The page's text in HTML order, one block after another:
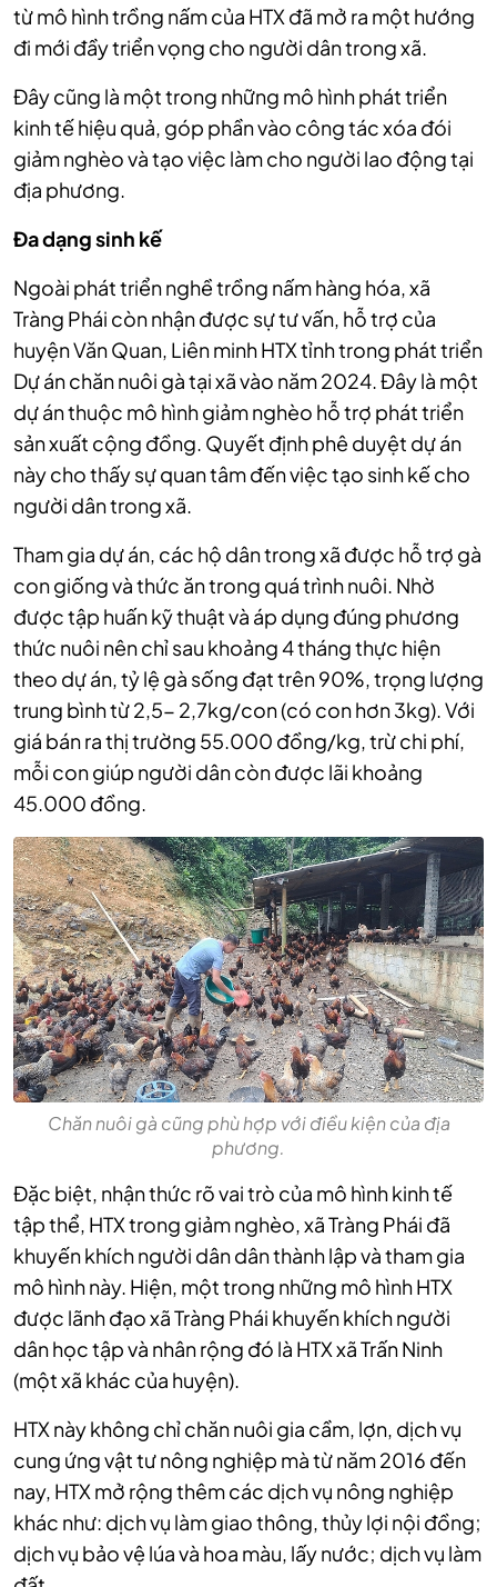
từ mô hình trồng nấm của HTX đã mở ra một hướng
đi mới đầy triển vọng cho người dân trong xã.
Đây cũng là một trong những mô hình phát triển
kinh tế hiệu quả, góp phần vào công tác xóa đói
giảm nghèo và tạo việc làm cho người lao động tại
địa phương.
Đa dạng sinh kế
Ngoài phát triển nghề trồng nấm hàng hóa, xã
Tràng Phái còn nhận được sự tư vấn, hỗ trợ của
huyện Văn Quan, Liên minh HTX tỉnh trong phát triển
Dự án chăn nuôi gà tại xã vào năm 2024. Đây là một
dự án thuộc mô hình giảm nghèo hỗ trợ phát triển
sản xuất cộng đồng. Quyết định phê duyệt dự án
này cho thấy sự quan tâm đến việc tạo sinh kế cho
người dân trong xã.
Tham gia dự án, các hộ dân trong xã được hỗ trợ gà
con giống và thức ăn trong quá trình nuôi. Nhờ
được tập huấn kỹ thuật và áp dụng đúng phương
thức nuôi nên chỉ sau khoảng 4 tháng thực hiện
theo dự án, tỷ lệ gà sống đạt trên 90%, trọng lượng
trung bình từ 2,5- 2,7kg/con (có con hơn 3kg). Với
giá bán ra thị trường 55.000 đồng/kg, trừ chi phí,
mỗi con giúp người dân còn được lãi khoảng
45.000 đồng.
Chăn nuôi gà cũng phù hợp với điều kiện của địa
phương.
Đặc biệt, nhận thức rõ vai trò của mô hình kinh tế
tập thể, HTX trong giảm nghèo, xã Tràng Phái đã
khuyến khích người dân dân thành lập và tham gia
mô hình này. Hiện, một trong những mô hình HTX
được lãnh đạo xã Tràng Phái khuyến khích người
dân học tập và nhân rộng đó là HTX xã Trấn Ninh
(một xã khác của huyện).
HTX này không chỉ chăn nuôi gia cầm, lợn, dịch vụ
cung ứng vật tư nông nghiệp mà từ năm 2016 đến
nay, HTX mở rộng thêm các dịch vụ nông nghiệp
khác như: dịch vụ làm giao thông, thủy lợi nội đồng;
dịch vụ bảo vệ lúa và hoa màu, lấy nước; dịch vụ làm